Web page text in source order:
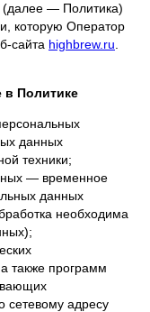
(далее — Политика)
которую Оператор
сайта highbrew.ru
в Политике
данных
техники;
— временное
данных
необходима
также программ
сетевому адресу